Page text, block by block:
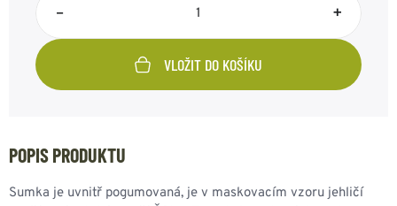
– +
VLOŽIT DO KOŠÍKU
POPIS PRODUKTU
Sumka je uvnitř pogumovaná, je v maskovacím vzoru jehličí